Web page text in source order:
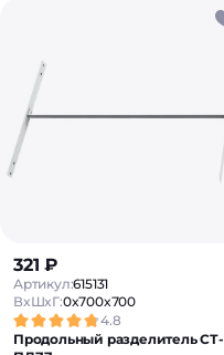
321 ₽
Артикул:615131
ВxШxГ:0x700x700
4.8
Продольный разделитель СТ-